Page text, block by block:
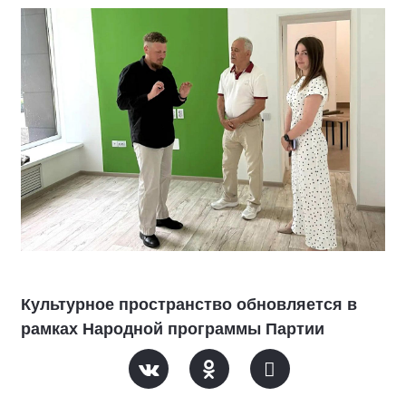
Культурное пространство обновляется в
рамках Народной программы Партии